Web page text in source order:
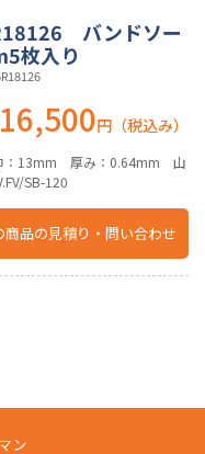
バンドソー
枚入り
16,500円（税込み）
：13mm 厚み：0.64mm 山
SB-120
商品の見積り・問い合わせ